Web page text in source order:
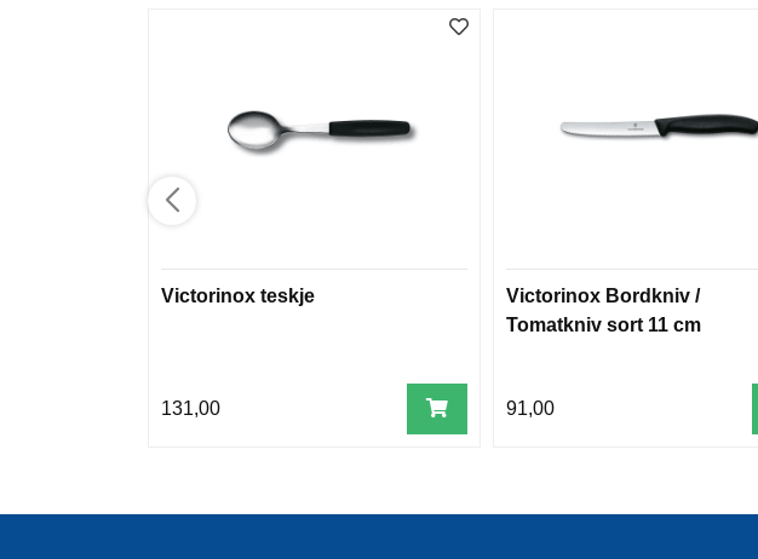
Victorinox teskje
131,00
Victorinox Bordkniv /
Tomatkniv sort 11 cm
91,00